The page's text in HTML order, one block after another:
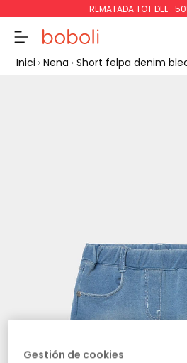
REMATADA TOT DEL -
Inici Nena Short felpa denim
Gestión de cookies